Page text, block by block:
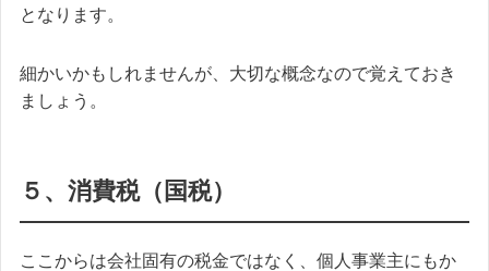
となります。
細かいかもしれませんが、大切な概念なので覚えておき
ましょう。
５、消費税（国税）
ここからは会社固有の税金ではなく、個人事業主にもか